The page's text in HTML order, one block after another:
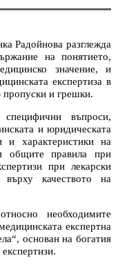
Радойнова разглежда
на понятието,
значение, и
експертиза в
пропуски и грешки.
въпроси,
и юридическата
характеристики на
общите правила при
при лекарски
качеството на
необходимите
експертна
основан на богатия